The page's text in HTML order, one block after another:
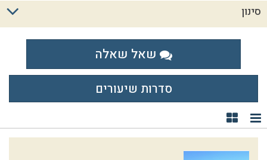
סינון
שאל שאלה
סדרות שיעורים
תצוגת רשימה
תצוגת קוביות